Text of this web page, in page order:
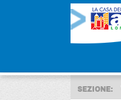
SEZIONE: